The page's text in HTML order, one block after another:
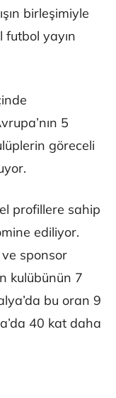
birleşimiyle
futbol yayın
5
göreceli
profillere sahip
ediliyor.
sponsor
kulübünün 7
bu oran 9
40 kat daha